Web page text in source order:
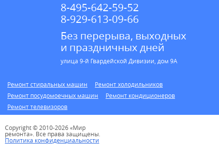
8-495-642-59-52
8-929-613-09-66
Без перерыва, выходных
и праздничных дней
улица 9-й Гвардейской Дивизии, дом 9А
Ремонт стиральных машин
Ремонт холодильников
Ремонт посудомоечных машин
Ремонт кондиционеров
Ремонт телевизоров
Copyright © 2010-2026 «Мир
ремонта». Все права защищены.
Политика конфиденциальности